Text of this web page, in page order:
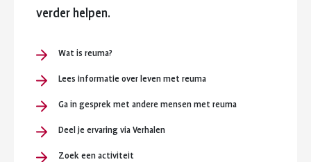
verder helpen.
Wat is reuma?
Lees informatie over leven met reuma
Ga in gesprek met andere mensen met reuma
Deel je ervaring via Verhalen
Zoek een activiteit